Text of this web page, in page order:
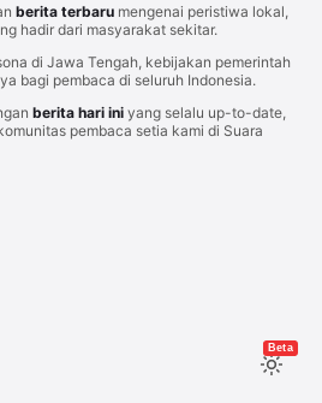
berita terbaru mengenai peristiwa lokal,
hadir dari masyarakat sekitar.
di Jawa Tengah, kebijakan pemerintah
bagi pembaca di seluruh Indonesia.
berita hari iniyang selalu up-to-date,
pembaca setia kami di Suara
Beta